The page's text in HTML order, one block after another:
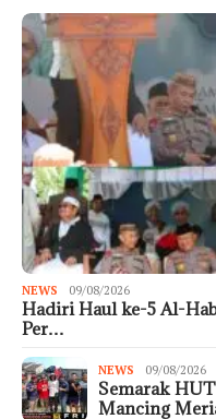
NEWS 09/08/2026
Hadiri Haul ke-5 Al-
Per…
NEWS 09/08/2026
Semarak
Mancing